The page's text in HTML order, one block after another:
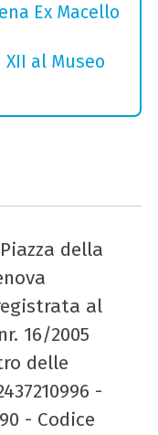
Ex Macello
al Museo
della
al
16/2005
delle
-
- Codice